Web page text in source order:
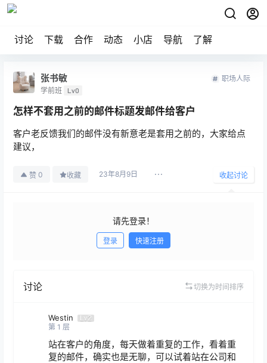
讨论 下载 合作 动态 小店 导航 了解
张书敏
学前班 Lv0
职场人际
怎样不套用之前的邮件标题发邮件给客户
客户老反馈我们的邮件没有新意老是套用之前的，大家给点
建议，
赞 0 收藏 23年8月9日 收起讨论
请先登录！
登录 快速注册
讨论 切换为时间排序
Westin
Lv2
第 1 层
站在客户的角度，每天做着重复的工作，看着重
复的邮件，确实也是无聊，可以试着站在公司和